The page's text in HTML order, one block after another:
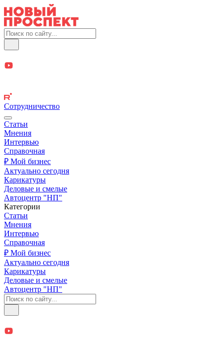
Сотрудничество
Статьи
Мнения
Интервью
Справочная
₽ Мой бизнес
Актуально сегодня
Карикатуры
Деловые и смелые
Автоцентр "НП"
Категории
Статьи
Мнения
Интервью
Справочная
₽ Мой бизнес
Актуально сегодня
Карикатуры
Деловые и смелые
Автоцентр "НП"